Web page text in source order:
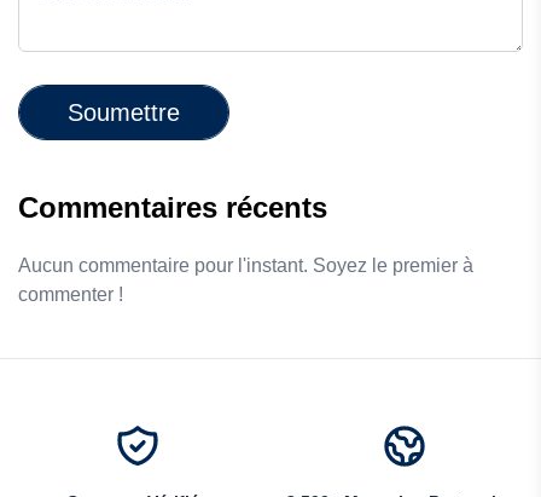
Soumettre
Commentaires récents
Aucun commentaire pour l'instant. Soyez le premier à
commenter !